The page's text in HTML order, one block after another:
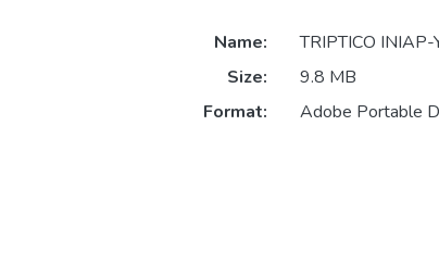
Name:
TRIPTICO
Size:
9.8 MB
Format:
Adobe Portable